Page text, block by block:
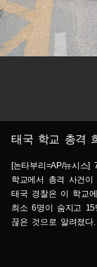
태국 학교 총격
[논타부리=AP/뉴시스
학교에서 총격 사건
태국 경찰은 이 학교
최소 6명이 숨지고
끊은 것으로 알려졌다